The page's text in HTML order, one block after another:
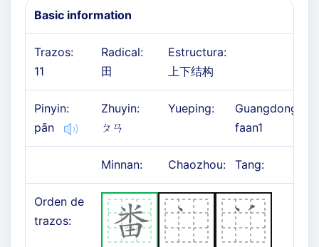
Basic information
Trazos:
11
Radical:
田
Estructura:
上下结构
Pinyin:
pān
Zhuyin:
ㄆㄢ
Yueping:
Guangdong:
faan1
Minnan: Chaozhou: Tang:
Orden de
trazos: